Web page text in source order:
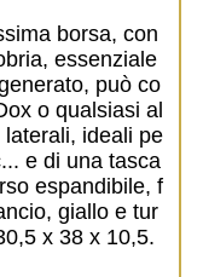
borsa, con
essenziale
può co
o qualsiasi al
ideali pe
e di una tasca
espandibile, f
giallo e tur
x 38 x 10,5.